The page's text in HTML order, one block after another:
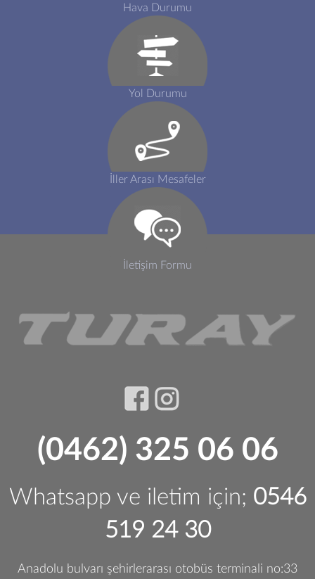
Hava Durumu
Yol Durumu
İller Arası Mesafeler
İletişim Formu
(0462) 325 06 06
Whatsapp ve iletim için; 0546
519 24 30
Anadolu bulvarı şehirlerarası otobüs terminali no:33